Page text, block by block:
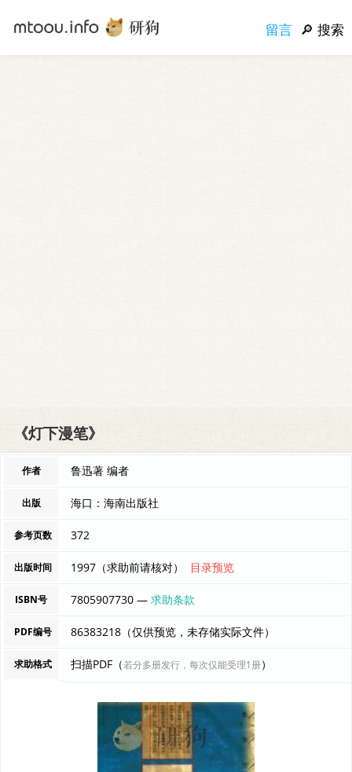
留言 搜索
《灯下漫笔》
作者 鲁迅著 编者
出版 海口：海南出版社
参考页数 372
出版时间 1997（求助前请核对） 目录预览
ISBN号 7805907730 —求助条款
PDF编号 86383218（仅供预览，未存储实际文件）
求助格式 扫描PDF（若分多册发行，每次仅能受理1册）